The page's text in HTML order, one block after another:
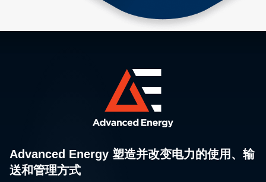
Advanced Energy 塑造并改变电力的使用、输
送和管理方式